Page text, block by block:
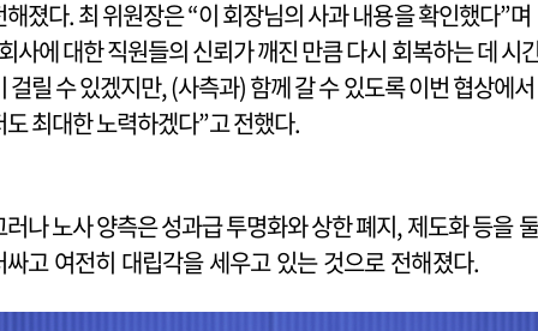
해졌다. 최 위원장은 “이 회장님의 사과 내용을 확인했다”며
사에 대한 직원들의 신뢰가 깨진 만큼 다시 회복하는 데 시
걸릴 수 있겠지만, (사측과) 함께 갈 수 있도록 이번 협상에서
도 최대한 노력하겠다”고 전했다.
러나 노사 양측은 성과급 투명화와 상한 폐지, 제도화 등을 둘
싸고 여전히 대립각을 세우고 있는 것으로 전해졌다.